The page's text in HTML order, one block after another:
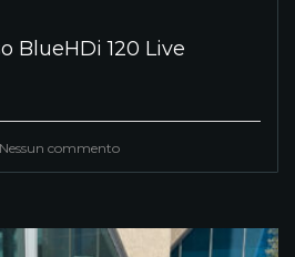
BlueHDi 120 Live
Nessun commento